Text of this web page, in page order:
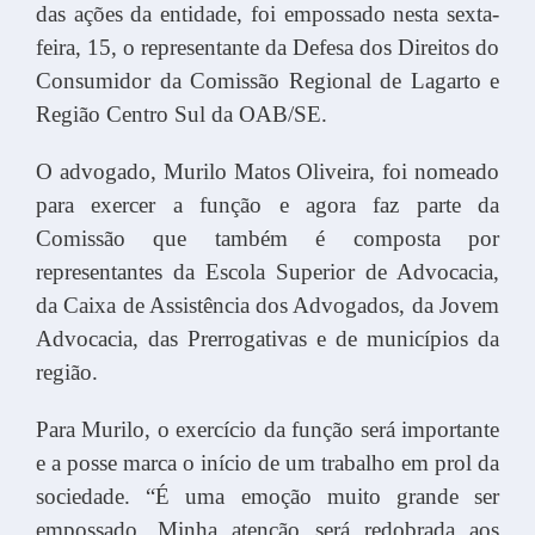
das ações da entidade, foi empossado nesta sexta-
feira, 15, o representante da Defesa dos Direitos do
Consumidor da Comissão Regional de Lagarto e
Região Centro Sul da OAB/SE.
O advogado, Murilo Matos Oliveira, foi nomeado
para exercer a função e agora faz parte da
Comissão que também é composta por
representantes da Escola Superior de Advocacia,
da Caixa de Assistência dos Advogados, da Jovem
Advocacia, das Prerrogativas e de municípios da
região.
Para Murilo, o exercício da função será importante
e a posse marca o início de um trabalho em prol da
sociedade. “É uma emoção muito grande ser
empossado. Minha atenção será redobrada aos